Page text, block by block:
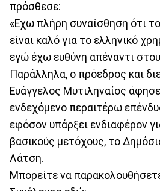
πρόσθεσε:
«Εχω πλήρη συναίσθηση ότι
είναι καλό για το ελληνικό
εγώ έχω ευθύνη απέναντι
Παράλληλα, ο πρόεδρος και
Ευάγγελος Μυτιληναίος
ενδεχόμενο περαιτέρω
εφόσον υπάρξει ενδιαφέρον
βασικούς μετόχους, το
Λάτση.
Μπορείτε να